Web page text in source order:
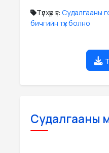
Түлхүүр үг: Судалгааны
бичгийн түүх болно
Судалгааны